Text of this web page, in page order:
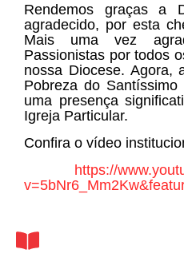
Rendemos graças a
agradecido, por esta
Mais uma vez
Passionistas por todos
nossa Diocese. Agora,
Pobreza do
uma presença
Igreja Particular.
Confira o vídeo
https://